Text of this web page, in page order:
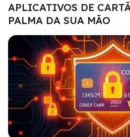
APLICATIVOS DE
PALMA DA SUA MÃO